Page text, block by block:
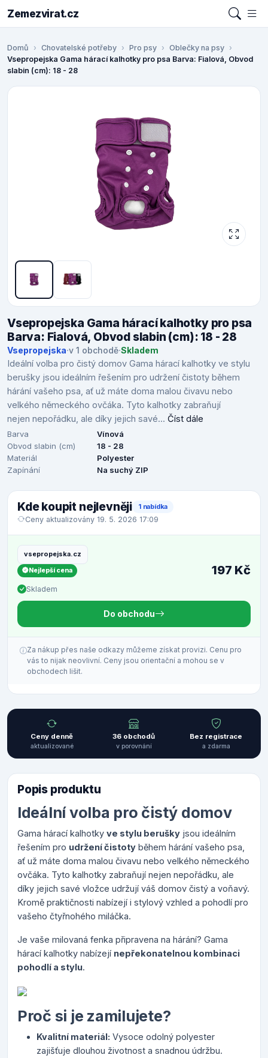
Zemezvirat.cz
Domů Chovatelské potřeby Pro psy
Oblečky na psy
Vsepropejska Gama hárací kalhotky pro psa Barva: Fialová, Obvod
slabin (cm): 18 - 28
Vsepropejska Gama hárací kalhotky pro psa
Barva: Fialová, Obvod slabin (cm): 18 - 28
Vsepropejska·v 1 obchodě·Skladem
Ideální volba pro čistý domov Gama hárací kalhotky ve stylu
berušky jsou ideálním řešením pro udržení čistoty během
hárání vašeho psa, ať už máte doma malou čivavu nebo
velkého německého ovčáka. Tyto kalhotky zabraňují
nejen nepořádku, ale díky jejich savé... Číst dále
Barva
Vínová
Obvod slabin (cm)
18 - 28
Materiál
Polyester
Zapínání
Na suchý ZIP
Kde koupit nejlevněji 1 nabídka
Ceny aktualizovány 19. 5. 2026 17:09
vsepropejska.cz
Nejlepší cena
Skladem
197 Kč
Do obchodu
Za nákup přes naše odkazy můžeme získat provizi. Cenu pro
vás to nijak neovlivní. Ceny jsou orientační a mohou se v
obchodech lišit.
Ceny denně
aktualizované
36 obchodů
v porovnání
Bez registrace
a zdarma
Popis produktu
Ideální volba pro čistý domov
Gama hárací kalhotky ve stylu berušky jsou ideálním
řešením pro udržení čistoty během hárání vašeho psa,
ať už máte doma malou čivavu nebo velkého německého
ovčáka. Tyto kalhotky zabraňují nejen nepořádku, ale
díky jejich savé vložce udržují váš domov čistý a voňavý.
Kromě praktičnosti nabízejí i stylový vzhled a pohodlí pro
vašeho čtyřnohého miláčka.
Je vaše milovaná fenka připravena na hárání? Gama
hárací kalhotky nabízejí nepřekonatelnou kombinaci
pohodlí a stylu.
Proč si je zamilujete?
Kvalitní materiál: Vysoce odolný polyester
zajišťuje dlouhou životnost a snadnou údržbu.